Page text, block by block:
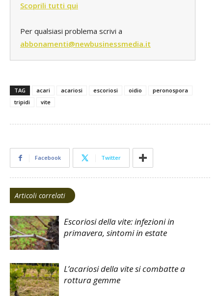
Scoprili tutti qui
Per qualsiasi problema scrivi a
abbonamenti@newbusinessmedia.it
TAG acari acariosi escoriosi oidio
peronospora
tripidi
vite
Facebook Twitter
Articoli correlati
Escoriosi della vite: infezioni in
primavera, sintomi in estate
L’acariosi della vite si combatte a
rottura gemme